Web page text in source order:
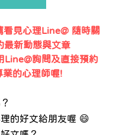
看見心理Line@ 隨時關
最新動態與文章
Line@詢問及直接預約
業的心理師喔!
的好文給朋友喔 😄